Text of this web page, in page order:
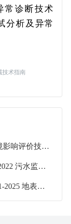
常诊断技术
分析及异常
技术指南
HJ2.3 - 环境影响评价技术导则 地表水环境
HJ 91.1~2-2022 污水监测技术规范 与 地表水环境质量监测技术规范(合订)
T/CSES 201-2025 地表水环境溶解氧异常成因诊断技术指南